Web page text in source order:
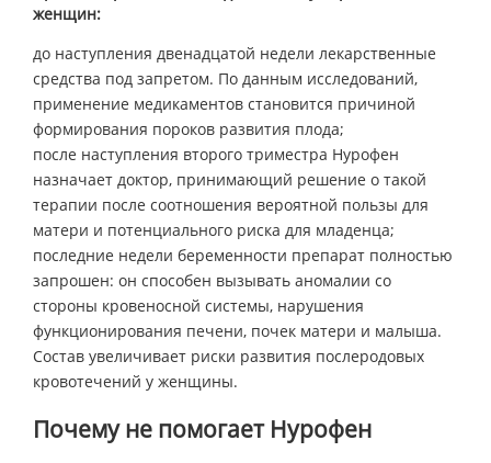
женщин:
до наступления двенадцатой недели лекарственные
средства под запретом. По данным исследований,
применение медикаментов становится причиной
формирования пороков развития плода;
после наступления второго триместра Нурофен
назначает доктор, принимающий решение о такой
терапии после соотношения вероятной пользы для
матери и потенциального риска для младенца;
последние недели беременности препарат полностью
запрошен: он способен вызывать аномалии со
стороны кровеносной системы, нарушения
функционирования печени, почек матери и малыша.
Состав увеличивает риски развития послеродовых
кровотечений у женщины.
Почему не помогает Нурофен